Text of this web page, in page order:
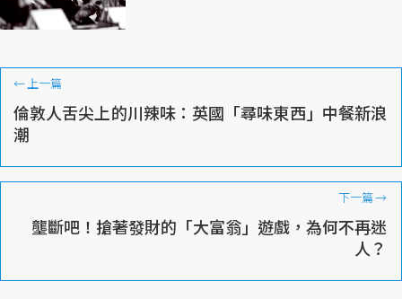
← 上一篇
倫敦人舌尖上的川辣味：英國「尋味東西」中餐新浪
潮
下一篇→
壟斷吧！搶著發財的「大富翁」遊戲，為何不再迷
人？